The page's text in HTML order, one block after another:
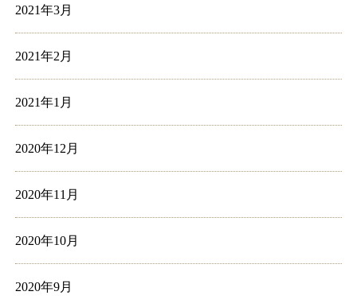
2021年3月
2021年2月
2021年1月
2020年12月
2020年11月
2020年10月
2020年9月